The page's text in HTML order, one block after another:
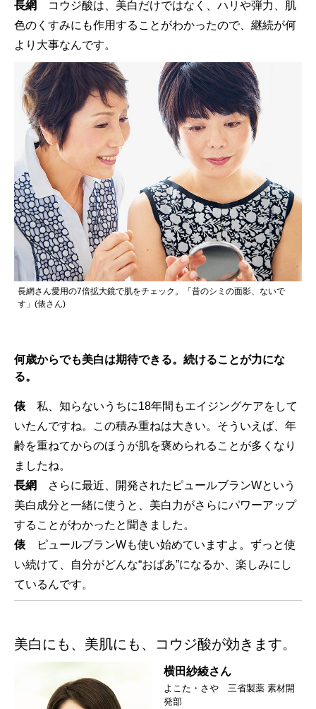
長網
コウジ酸は、美白だけではなく、ハリや弾力、肌
色のくすみにも作用することがわかったので、継続が何
より大事なんです。
長網さん愛用の7倍拡大鏡で肌をチェック。「昔のシミの面影、ないで
す」(俵さん)
何歳からでも美白は期待できる。続けることが力にな
る。
俵 私、知らないうちに18年間もエイジングケアをして
いたんですね。この積み重ねは大きい。そういえば、年
齢を重ねてからのほうが肌を褒められることが多くなり
ましたね。
長網
さらに最近、開発されたピュールブランWという
美白成分と一緒に使うと、美白力がさらにパワーアップ
することがわかったと聞きました。
俵 ピュールブランWも使い始めていますよ。ずっと使
い続けて、自分がどんな“おばあ”になるか、楽しみにし
ているんです。
美白にも、美肌にも、コウジ酸が効きます。
横田紗綾さん
よこた・さや 三省製薬 素材開
発部